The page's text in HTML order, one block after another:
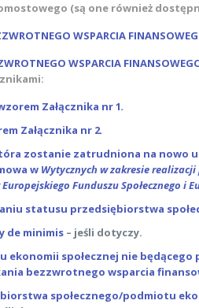
(są one również
WSPARCIA
WSPARCIA
Załącznika nr 1.
Załącznika nr 2.
zostanie zatrudniona na nowo
w Wytycznych w zakresie realizacji
Funduszu Społecznego i
statusu przedsiębiorstwa
de minimis– jeśli dotyczy.
ekonomii społecznej nie
bezzwrotnego wsparcia
społecznego/podmiotu